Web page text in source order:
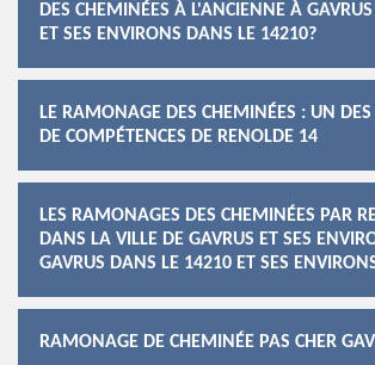
DES CHEMINÉES À L'ANCIENNE À
ET SES ENVIRONS DANS LE 14210?
LE RAMONAGE DES CHEMINÉES : UN
DE COMPÉTENCES DE RENOLDE 14
LES RAMONAGES DES CHEMINÉES PAR
DANS LA VILLE DE GAVRUS ET SES
GAVRUS DANS LE 14210 ET SES
RAMONAGE DE CHEMINÉE PAS CHER